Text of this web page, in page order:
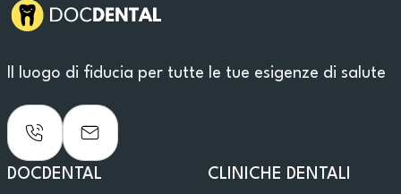
Il luogo di fiducia per tutte le tue esigenze di salute
DOCDENTAL CLINICHE DENTALI